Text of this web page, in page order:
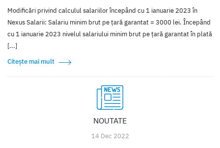
Modificări privind calculul salariilor începând cu 1 ianuarie 2023 în
Nexus Salarii: Salariu minim brut pe ţară garantat = 3000 lei. Începând
cu 1 ianuarie 2023 nivelul salariului minim brut pe ţară garantat în plată
[...]
Citește mai mult
NOUTATE
14 Dec 2022